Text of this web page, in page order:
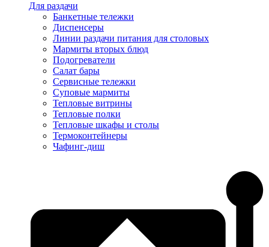
Для раздачи
Банкетные тележки
Диспенсеры
Линии раздачи питания для столовых
Мармиты вторых блюд
Подогреватели
Салат бары
Сервисные тележки
Суповые мармиты
Тепловые витрины
Тепловые полки
Тепловые шкафы и столы
Термоконтейнеры
Чафинг-диш